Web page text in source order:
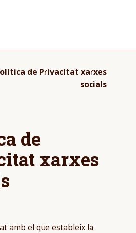
de Privacitat xarxes
socials
de
xarxes
amb el que estableix la